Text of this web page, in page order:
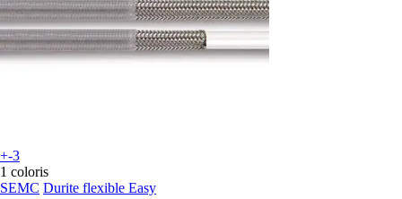
+-3
1 coloris
SEMC Durite flexible Easy